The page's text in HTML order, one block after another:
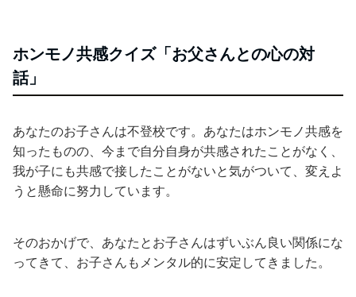
ホンモノ共感クイズ「お父さんとの心の対
話」
あなたのお子さんは不登校です。あなたはホンモノ共感を
知ったものの、今まで自分自身が共感されたことがなく、
我が子にも共感で接したことがないと気がついて、変えよ
うと懸命に努力しています。
そのおかげで、あなたとお子さんはずいぶん良い関係にな
ってきて、お子さんもメンタル的に安定してきました。